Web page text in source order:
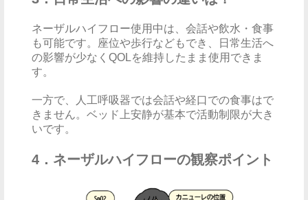
ネーザルハイフロー使用中は、会話や飲水・食事
も可能です。座位や歩行などもでき、日常生活へ
の影響が少なくQOLを維持したまま使用できま
す。
一方で、人工呼吸器では会話や経口での食事はで
きません。ベッド上安静が基本で活動制限が大き
いです。
4．ネーザルハイフローの観察ポイント